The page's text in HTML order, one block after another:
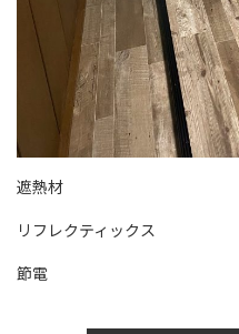
遮熱材
リフレクティックス
節電